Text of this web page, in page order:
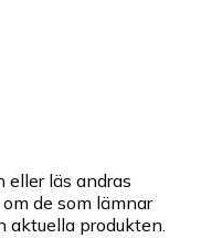
eller läs andras
de som lämnar
aktuella produkten.